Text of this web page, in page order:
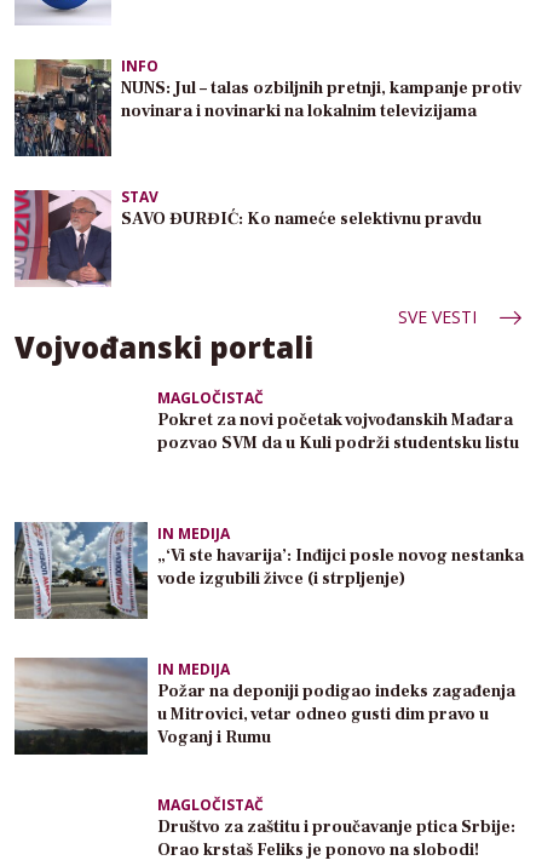
INFO
NUNS: Jul – talas ozbiljnih pretnji, kampanje protiv
novinara i novinarki na lokalnim televizijama
STAV
SAVO ĐURĐIĆ: Ko nameće selektivnu pravdu
SVE VESTI
Vojvođanski portali
MAGLOČISTAČ
Pokret za novi početak vojvođanskih Mađara
pozvao SVM da u Kuli podrži studentsku listu
IN MEDIJA
„‘Vi ste havarija’: Inđijci posle novog nestanka
vode izgubili živce (i strpljenje)
IN MEDIJA
Požar na deponiji podigao indeks zagađenja
u Mitrovici, vetar odneo gusti dim pravo u
Voganj i Rumu
MAGLOČISTAČ
Društvo za zaštitu i proučavanje ptica Srbije:
Orao krstaš Feliks je ponovo na slobodi!